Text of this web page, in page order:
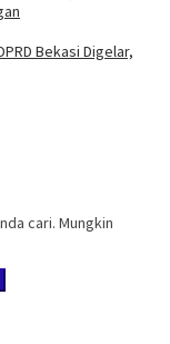
Bekasi Digelar,
cari. Mungkin